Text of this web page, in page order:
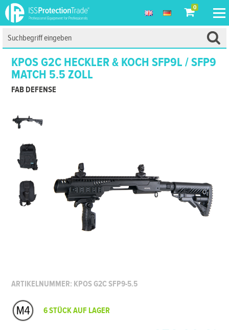
0
KPOS G2C HECKLER & KOCH SFP9L / SFP9
MATCH 5.5 ZOLL
FAB DEFENSE
ARTIKELNUMMER: KPOS G2C SFP9-5.5
6 STÜCK AUF LAGER